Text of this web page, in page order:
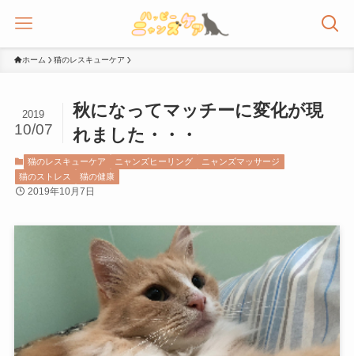
ホーム 猫のレスキューケア
秋になってマッチーに変化が現
れました・・・
2019
10/07
猫のレスキューケア ニャンズヒーリング
ニャンズマッサージ
猫のストレス
猫の健康
2019年10月7日